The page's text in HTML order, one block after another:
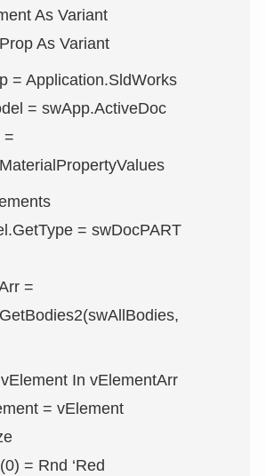
As Variant
As Variant
= Application.SldWorks
= swApp.ActiveDoc
=
= swDocPART
=
In vElementArr
= vElement
= Rnd ‘Red